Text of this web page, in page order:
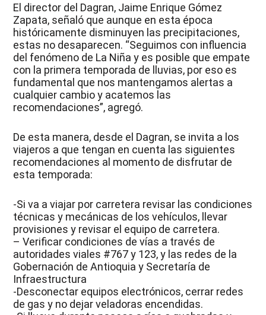
El director del Dagran, Jaime Enrique Gómez
Zapata, señaló que aunque en esta época
históricamente disminuyen las precipitaciones,
estas no desaparecen. “Seguimos con influencia
del fenómeno de La Niña y es posible que empate
con la primera temporada de lluvias, por eso es
fundamental que nos mantengamos alertas a
cualquier cambio y acatemos las
recomendaciones”, agregó.
De esta manera, desde el Dagran, se invita a los
viajeros a que tengan en cuenta las siguientes
recomendaciones al momento de disfrutar de
esta temporada:
-Si va a viajar por carretera revisar las condiciones
técnicas y mecánicas de los vehículos, llevar
provisiones y revisar el equipo de carretera.
– Verificar condiciones de vías a través de
autoridades viales #767 y 123, y las redes de la
Gobernación de Antioquia y Secretaría de
Infraestructura
-Desconectar equipos electrónicos, cerrar redes
de gas y no dejar veladoras encendidas.